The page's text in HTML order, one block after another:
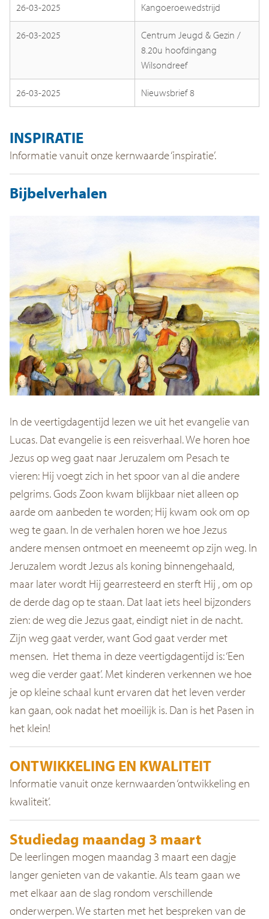
26-03-2025 Kangoeroewedstrijd
26-03-2025
Centrum Jeugd & Gezin /
8.20u hoofdingang
Wilsondreef
26-03-2025 Nieuwsbrief 8
INSPIRATIE
Informatie vanuit onze kernwaarde ‘inspiratie’.
Bijbelverhalen
In de veertigdagentijd lezen we uit het evangelie van
Lucas. Dat evangelie is een reisverhaal. We horen hoe
Jezus op weg gaat naar Jeruzalem om Pesach te
vieren: Hij voegt zich in het spoor van al die andere
pelgrims. Gods Zoon kwam blijkbaar niet alleen op
aarde om aanbeden te worden; Hij kwam ook om op
weg te gaan. In de verhalen horen we hoe Jezus
andere mensen ontmoet en meeneemt op zijn weg. In
Jeruzalem wordt Jezus als koning binnengehaald,
maar later wordt Hij gearresteerd en sterft Hij , om op
de derde dag op te staan. Dat laat iets heel bijzonders
zien: de weg die Jezus gaat, eindigt niet in de nacht.
Zijn weg gaat verder, want God gaat verder met
mensen. Het thema in deze veertigdagentijd is: ‘Een
weg die verder gaat’. Met kinderen verkennen we hoe
je op kleine schaal kunt ervaren dat het leven verder
kan gaan, ook nadat het moeilijk is. Dan is het Pasen in
het klein!
ONTWIKKELING EN KWALITEIT
Informatie vanuit onze kernwaarden ‘ontwikkeling en
kwaliteit’.
Studiedag maandag 3 maart
De leerlingen mogen maandag 3 maart een dagje
langer genieten van de vakantie. Als team gaan we
met elkaar aan de slag rondom verschillende
onderwerpen. We starten met het bespreken van de